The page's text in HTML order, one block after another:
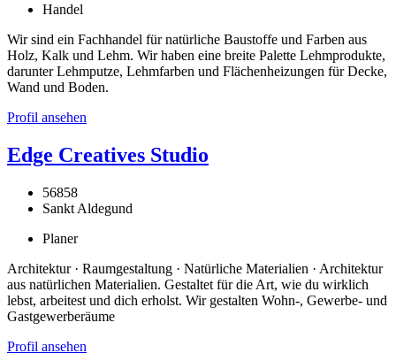
Handel
Wir sind ein Fachhandel für natürliche Baustoffe und Farben aus
Holz, Kalk und Lehm. Wir haben eine breite Palette Lehmprodukte,
darunter Lehmputze, Lehmfarben und Flächenheizungen für Decke,
Wand und Boden.
Profil ansehen
Edge Creatives Studio
56858
Sankt Aldegund
Planer
Architektur · Raumgestaltung · Natürliche Materialien · Architektur
aus natürlichen Materialien. Gestaltet für die Art, wie du wirklich
lebst, arbeitest und dich erholst. Wir gestalten Wohn-, Gewerbe- und
Gastgewerberäume
Profil ansehen